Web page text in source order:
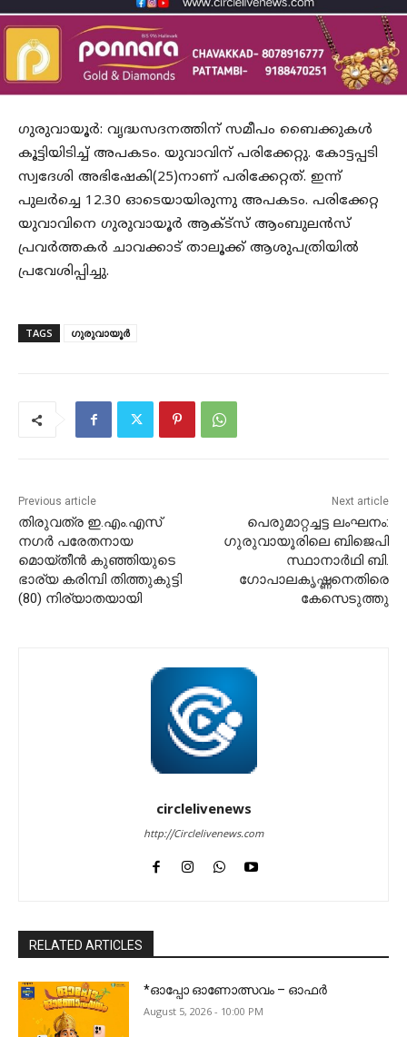
ഗുരുവായൂർ: വൃദ്ധസദനത്തിന് സമീപം ബൈക്കുകൾ
കൂട്ടിയിടിച്ച് അപകടം. യുവാവിന് പരിക്കേറ്റു. കോട്ടപ്പടി
സ്വദേശി അഭിഷേകി(25)നാണ് പരിക്കേറ്റത്. ഇന്ന്
പുലർച്ചെ 12.30 ഓടെയായിരുന്നു അപകടം. പരിക്കേറ്റ
യുവാവിനെ ഗുരുവായൂർ ആക്ട്സ് ആംബുലൻസ്
പ്രവർത്തകർ ചാവക്കാട് താലൂക്ക് ആശുപത്രിയിൽ
പ്രവേശിപ്പിച്ചു.
TAGS ഗുരുവായൂർ
Previous article
തിരുവത്ര ഇ.എം.എസ്
നഗർ പരേതനായ
മൊയ്തീൻ കുഞ്ഞിയുടെ
ഭാര്യ കരിമ്പി തിത്തുകുട്ടി
(80) നിര്യാതയായി
Next article
പെരുമാറ്റച്ചട്ട ലംഘനം:
ഗുരുവായൂരിലെ ബിജെപി
സ്ഥാനാർഥി ബി.
ഗോപാലകൃഷ്ണനെതിരെ
കേസെടുത്തു
circlelivenews
http://Circlelivenews.com
RELATED ARTICLES
*ഓപ്പോ ഓണോത്സവം – ഓഫർ
August 5, 2026 - 10:00 PM